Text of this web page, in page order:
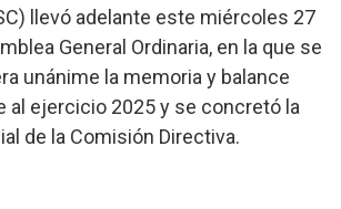
llevó adelante este miércoles 27
General Ordinaria, en la que se
unánime la memoria y balance
al ejercicio 2025 y se concretó la
de la Comisión Directiva.